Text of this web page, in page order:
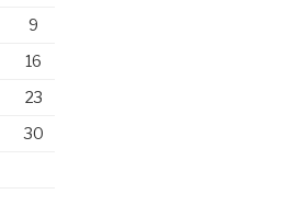
9
16
23
30